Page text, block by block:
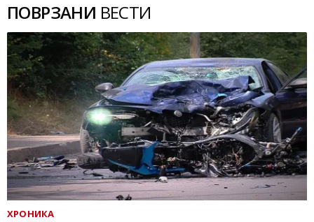
ПОВРЗАНИ ВЕСТИ
ХРОНИКА